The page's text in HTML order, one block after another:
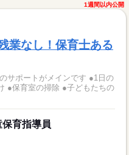
1週間以内公開
業なし！保育士ある
ートがメインです ●1日の
●保育室の掃除 ●子どもたちの
育指導員